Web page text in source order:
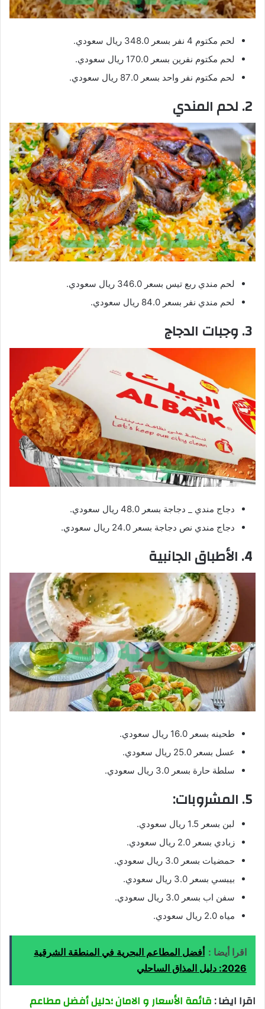
لحم مكتوم 4 نفر بسعر 348.0 ريال سعودي.
لحم مكتوم نفرين بسعر 170.0 ريال سعودي.
لحم مكتوم نفر واحد بسعر 87.0 ريال سعودي.
لحم مندي ربع تيس بسعر 346.0 ريال سعودي.
لحم مندي نفر بسعر 84.0 ريال سعودي.
دجاج مندي _ دجاجة بسعر 48.0 ريال سعودي.
دجاج مندي نص دجاجة بسعر 24.0 ريال سعودي.
طحينه بسعر 16.0 ريال سعودي.
عسل بسعر 25.0 ريال سعودي.
سلطة حارة بسعر 3.0 ريال سعودي.
لبن بسعر 1.5 ريال سعودي.
زبادي بسعر 2.0 ريال سعودي.
حمضيات بسعر 3.0 ريال سعودي.
بيبسي بسعر 3.0 ريال سعودي.
سفن اب بسعر 3.0 ريال سعودي.
مياه 2.0 ريال سعودي.
اقرا أيضا : أفضل المطاعم البحرية في المنطقة الشرقية
2026: دليل المذاق الساحلي
اقرا ايضا :قائمة الأسعار و الامان ؛دليل أفضل مطاعم